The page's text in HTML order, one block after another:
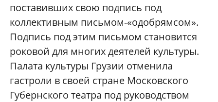
поставивших свою подпись под
коллективным письмом-«одобрямсом».
Подпись под этим письмом становится
роковой для многих деятелей культуры.
Палата культуры Грузии отменила
гастроли в своей стране Московского
Губернского театра под руководством